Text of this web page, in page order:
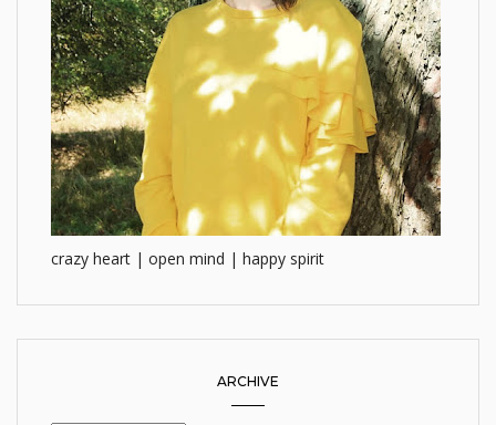
crazy heart | open mind | happy spirit
ARCHIVE